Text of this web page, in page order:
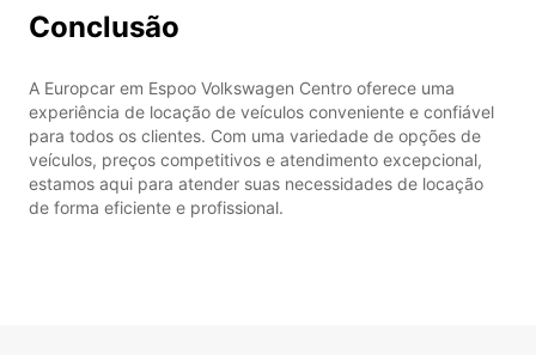
Conclusão
A Europcar em Espoo Volkswagen Centro oferece uma
experiência de locação de veículos conveniente e confiável
para todos os clientes. Com uma variedade de opções de
veículos, preços competitivos e atendimento excepcional,
estamos aqui para atender suas necessidades de locação
de forma eficiente e profissional.